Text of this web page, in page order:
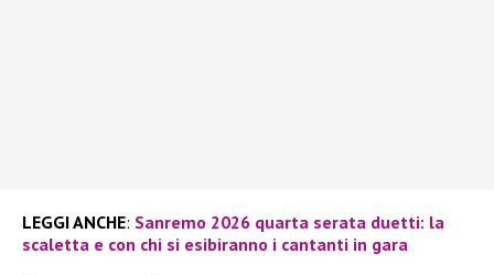
LEGGI ANCHE: Sanremo 2026 quarta serata duetti: la
scaletta e con chi si esibiranno i cantanti in gara